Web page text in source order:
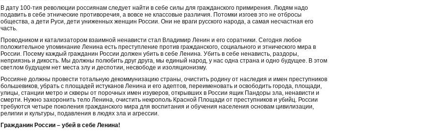
В дату 100-тия революции россиянам следует найти в себе силы для гражданского примирения. Людям надо
подавить в себе этнические противоречия, а вовсе не классовые различия. Потомки изгоев это не отбросы
общества, а дети Руси, дети униженных женщин России. Они не враги русского народа, а самая несчастная его
часть.
Проводником и катализатором взаимной ненависти стал Владимир Ленин и его соратники. Сегодня любое
положительное упоминание Ленина есть преступление против гражданского, социального и этнического мира в
России. Посему каждый гражданин России должен убить в себе Ленина. Убить в себе ненависть, раздоры,
неприязнь и дикость. Мы должны полюбить друг друга, мы единый народ, у нас одна страна и одно будущее. В этом
светлом будущем нет места злу и деспотии, несвободе и изоляционизму.
Россияне должны провести тотальную декоммунизацию страны, очистить родину от наследия и имен преступников
большевиков, убрать с площадей истуканов Ленина и его адептов, переименовать и освободить города, площади,
улицы, станции метро и скверы от порочных имен изуверов, открывших в России ящик Пандоры зла, ненависти и
смерти. Нужно захоронить тело Ленина, очистить некрополь Красной Площади от преступников и убийц. России
требуются четыре поколения гражданского мира для воспитания и обучения населения основам цивилизации,
религии и культуры, подавления в людях зла и агрессии.
Гражданин России – убей в себе Ленина!